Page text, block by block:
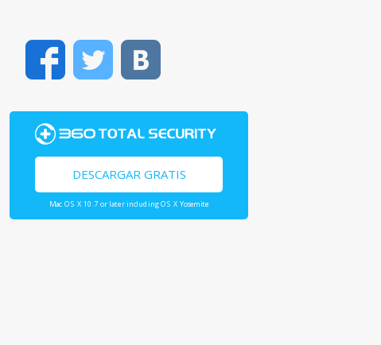
FacebookTwitter
DESCARGAR GRATIS
Mac OS X 10.7 or later including OS X Yosemite